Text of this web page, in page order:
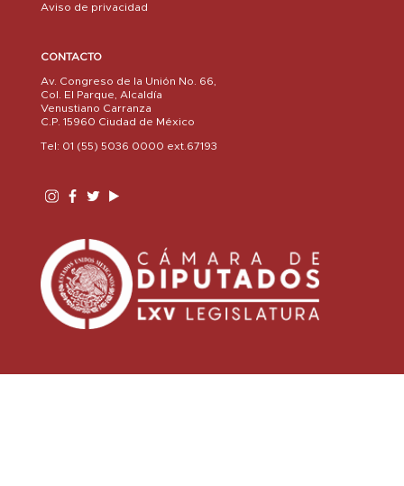
Aviso de privacidad
CONTACTO
Av. Congreso de la Unión No. 66,
Col. El Parque, Alcaldía
Venustiano Carranza
C.P. 15960 Ciudad de México
Tel: 01 (55) 5036 0000 ext.67193